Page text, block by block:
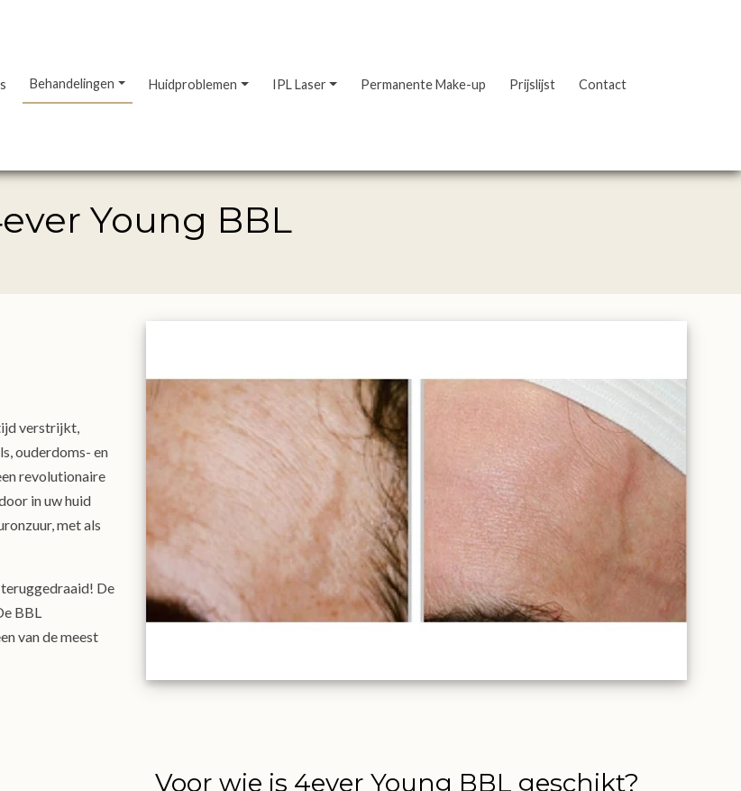
Behandelingen Huidproblemen IPL Laser Permanente Make-up Prijslijst Contact
Young BBL
verstrijkt,
ouderdoms- en
revolutionaire
in uw huid
met als
De
BBL
van de meest
Voor wie is 4ever Young BBL geschikt?